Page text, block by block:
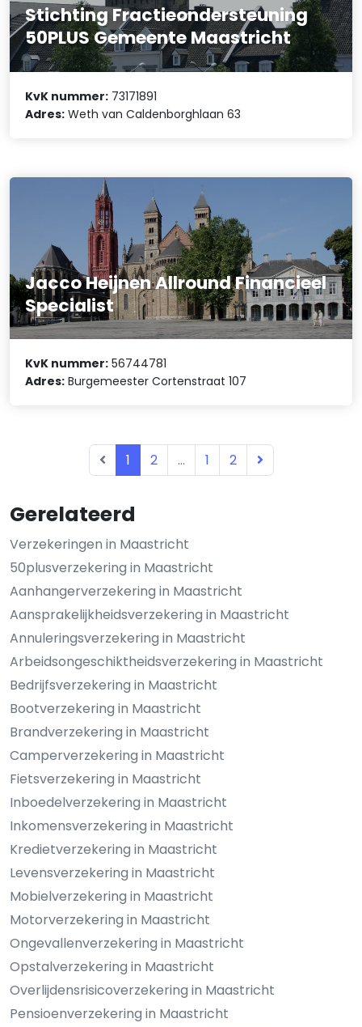
Gerelateerd
Verzekeringen in Maastricht
50plusverzekering in Maastricht
Aanhangerverzekering in Maastricht
Aansprakelijkheidsverzekering in Maastricht
Annuleringsverzekering in Maastricht
Arbeidsongeschiktheidsverzekering in Maastricht
Bedrijfsverzekering in Maastricht
Bootverzekering in Maastricht
Brandverzekering in Maastricht
Camperverzekering in Maastricht
Fietsverzekering in Maastricht
Inboedelverzekering in Maastricht
Inkomensverzekering in Maastricht
Kredietverzekering in Maastricht
Levensverzekering in Maastricht
Mobielverzekering in Maastricht
Motorverzekering in Maastricht
Ongevallenverzekering in Maastricht
Opstalverzekering in Maastricht
Overlijdensrisicoverzekering in Maastricht
Pensioenverzekering in Maastricht
Stichting Fractieondersteuning
50PLUS Gemeente Maastricht
KvK nummer: 73171891
Adres: Weth van Caldenborghlaan 63
Jacco Heijnen Allround Financieel
Specialist
KvK nummer: 56744781
Adres: Burgemeester Cortenstraat 107
1 2 ... 1 2